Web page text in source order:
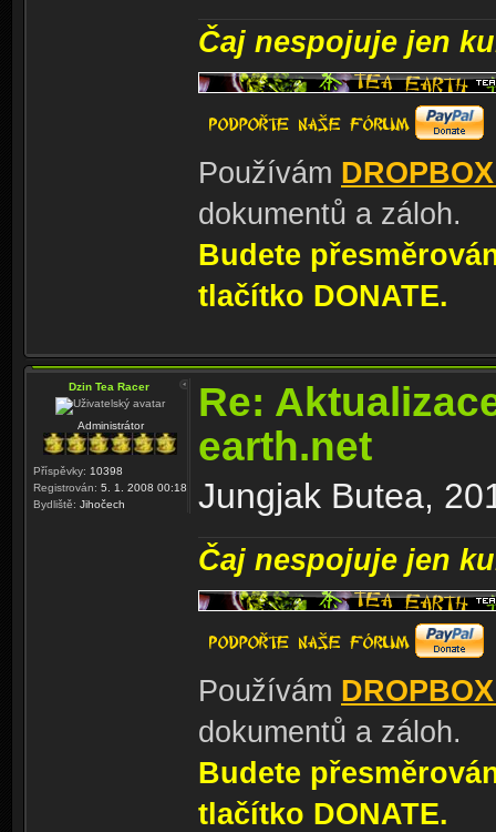
Čaj nespojuje jen
Používám
dokumentů a záloh.
Budete
tlačítko DONATE.
Dzin Tea Racer
Administrátor
Příspěvky: 10398
Registrován: 5. 1. 2008 00:18
Bydliště: Jihočech
Re:
earth.net
Jungjak Butea,
Čaj nespojuje jen
Používám
dokumentů a záloh.
Budete
tlačítko DONATE.